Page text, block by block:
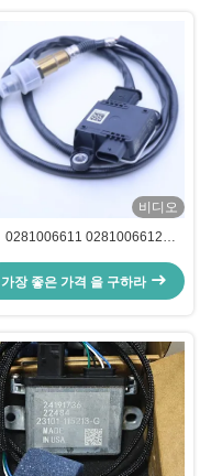
비디오
0281006611 0281006612
392652F250 PM 센서
가장 좋은 가격 을 구하라